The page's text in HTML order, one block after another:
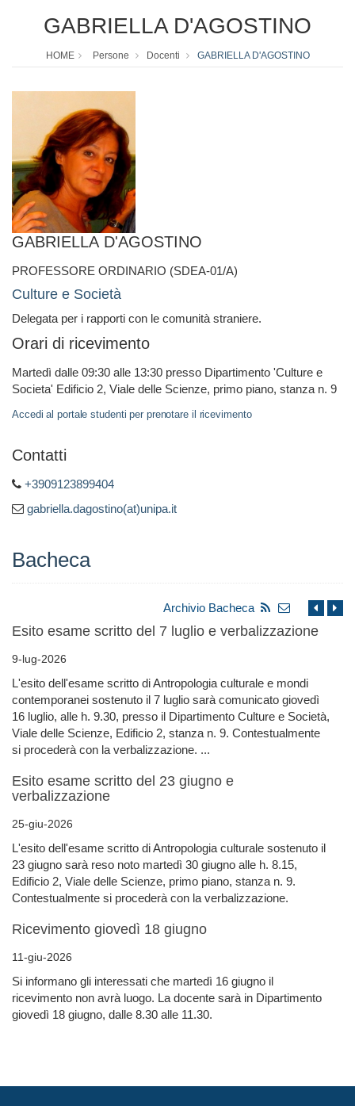
GABRIELLA D'AGOSTINO
HOME Persone Docenti GABRIELLA D'AGOSTINO
GABRIELLA D'AGOSTINO
PROFESSORE ORDINARIO (SDEA-01/A)
Culture e Società
Delegata per i rapporti con le comunità straniere.
Orari di ricevimento
Martedì dalle 09:30 alle 13:30 presso Dipartimento 'Culture e
Societa' Edificio 2, Viale delle Scienze, primo piano, stanza n. 9
Accedi al portale studenti per prenotare il ricevimento
Contatti
+3909123899404
gabriella.dagostino(at)unipa.it
Bacheca
Archivio Bacheca
Esito esame scritto del 7 luglio e verbalizzazione
9-lug-2026
L'esito dell'esame scritto di Antropologia culturale e mondi
contemporanei sostenuto il 7 luglio sarà comunicato giovedì
16 luglio, alle h. 9.30, presso il Dipartimento Culture e Società,
Viale delle Scienze, Edificio 2, stanza n. 9. Contestualmente
si procederà con la verbalizzazione. ...
Esito esame scritto del 23 giugno e
verbalizzazione
25-giu-2026
L'esito dell'esame scritto di Antropologia culturale sostenuto il
23 giugno sarà reso noto martedì 30 giugno alle h. 8.15,
Edificio 2, Viale delle Scienze, primo piano, stanza n. 9.
Contestualmente si procederà con la verbalizzazione.
Ricevimento giovedì 18 giugno
11-giu-2026
Si informano gli interessati che martedì 16 giugno il
ricevimento non avrà luogo. La docente sarà in Dipartimento
giovedì 18 giugno, dalle 8.30 alle 11.30.